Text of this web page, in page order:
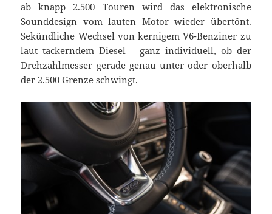
ab knapp 2.500 Touren wird das elektronische
Sounddesign vom lauten Motor wieder übertönt.
Sekündliche Wechsel von kernigem V6-Benziner zu
laut tackerndem Diesel – ganz individuell, ob der
Drehzahlmesser gerade genau unter oder oberhalb
der 2.500 Grenze schwingt.